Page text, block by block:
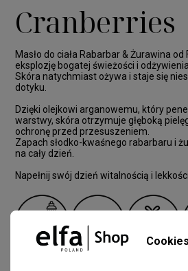
Cranberries
Masło do ciała Rabarbar & Żurawina
eksplozję bogatej świeżości i
Skóra natychmiast ożywa i staje się
dotyku.
Dzięki olejkowi arganowemu, który
warstwy, skóra otrzymuje głęboką
ochronę przed przesuszeniem.
Zapach słodko-kwaśnego rabarbaru i
na cały dzień.
Napełnij swój dzień witalnością i
Cookies